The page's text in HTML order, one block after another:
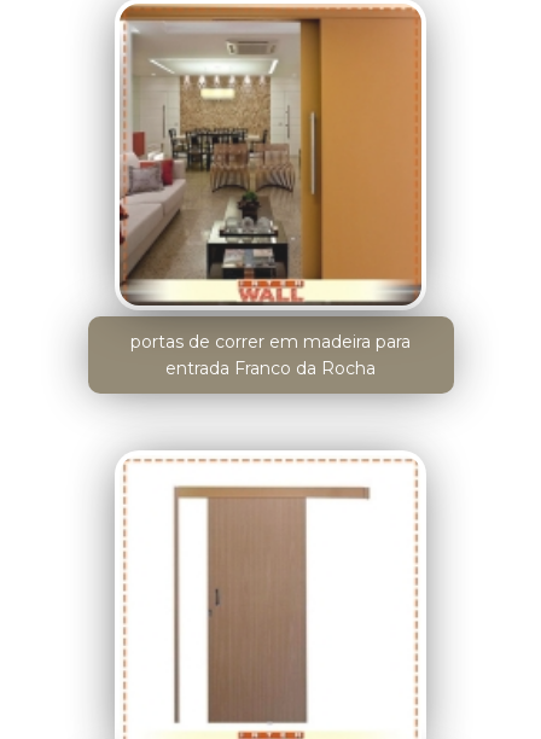
portas de correr em madeira para
entrada Franco da Rocha